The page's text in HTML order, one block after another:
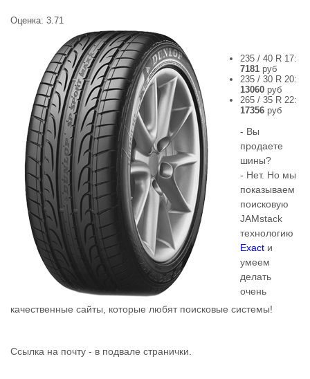
Оценка: 3.71
235 / 40 R 17:
7181 руб
235 / 30 R 20:
13060 руб
265 / 35 R 22:
17356 руб
- Вы
продаете
шины?
- Нет. Но мы
показываем
поисковую
JAMstack
технологию
Exact и
умеем
делать
очень
качественные сайты, которые любят поисковые системы!
Ссылка на почту - в подвале странички.